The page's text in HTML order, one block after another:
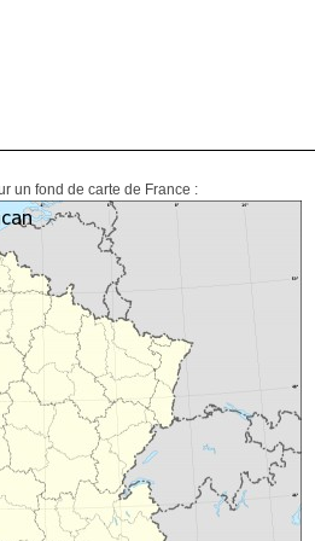
un fond de carte de France :